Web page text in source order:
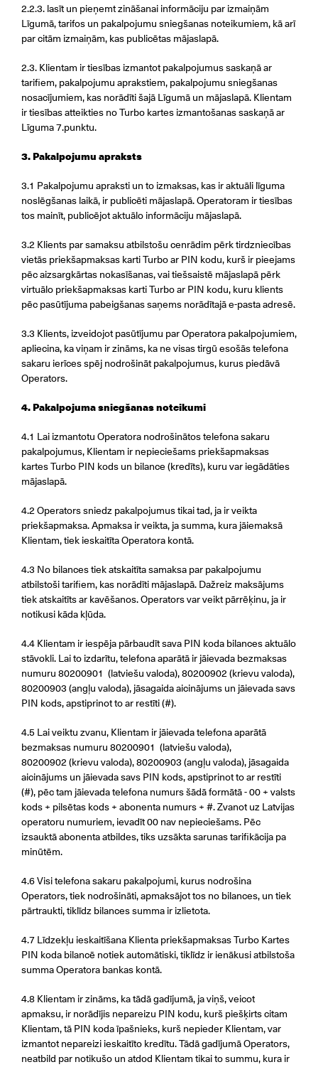
2.2.3. lasīt un pieņemt zināšanai informāciju par izmaiņām
Līgumā, tarifos un pakalpojumu sniegšanas noteikumiem, kā arī
par citām izmaiņām, kas publicētas mājaslapā.
2.3. Klientam ir tiesības izmantot pakalpojumus saskaņā ar
tarifiem, pakalpojumu aprakstiem, pakalpojumu sniegšanas
nosacījumiem, kas norādīti šajā Līgumā un mājaslapā. Klientam
ir tiesības atteikties no Turbo kartes izmantošanas saskaņā ar
Līguma 7.punktu.
3. Pakalpojumu apraksts
3.1 Pakalpojumu apraksti un to izmaksas, kas ir aktuāli līguma
noslēgšanas laikā, ir publicēti mājaslapā. Operatoram ir tiesības
tos mainīt, publicējot aktuālo informāciju mājaslapā.
3.2 Klients par samaksu atbilstošu cenrādim pērk tirdzniecības
vietās priekšapmaksas karti Turbo ar PIN kodu, kurš ir pieejams
pēc aizsargkārtas nokasīšanas, vai tiešsaistē mājaslapā pērk
virtuālo priekšapmaksas karti Turbo ar PIN kodu, kuru klients
pēc pasūtījuma pabeigšanas saņems norādītajā e-pasta adresē.
3.3 Klients, izveidojot pasūtījumu par Operatora pakalpojumiem,
apliecina, ka viņam ir zināms, ka ne visas tirgū esošās telefona
sakaru ierīces spēj nodrošināt pakalpojumus, kurus piedāvā
Operators.
4. Pakalpojuma sniegšanas noteikumi
4.1 Lai izmantotu Operatora nodrošinātos telefona sakaru
pakalpojumus, Klientam ir nepieciešams priekšapmaksas
kartes Turbo PIN kods un bilance (kredīts), kuru var iegādāties
mājaslapā.
4.2 Operators sniedz pakalpojumus tikai tad, ja ir veikta
priekšapmaksa. Apmaksa ir veikta, ja summa, kura jāiemaksā
Klientam, tiek ieskaitīta Operatora kontā.
4.3 No bilances tiek atskaitīta samaksa par pakalpojumu
atbilstoši tarifiem, kas norādīti mājaslapā. Dažreiz maksājums
tiek atskaitīts ar kavēšanos. Operators var veikt pārrēķinu, ja ir
notikusi kāda kļūda.
4.4 Klientam ir iespēja pārbaudīt sava PIN koda bilances aktuālo
stāvokli. Lai to izdarītu, telefona aparātā ir jāievada bezmaksas
numuru 80200901 (latviešu valoda), 80200902 (krievu valoda),
80200903 (angļu valoda), jāsagaida aicinājums un jāievada savs
PIN kods, apstiprinot to ar restīti (#).
4.5 Lai veiktu zvanu, Klientam ir jāievada telefona aparātā
bezmaksas numuru 80200901 (latviešu valoda),
80200902 (krievu valoda), 80200903 (angļu valoda), jāsagaida
aicinājums un jāievada savs PIN kods, apstiprinot to ar restīti
(#), pēc tam jāievada telefona numurs šādā formātā - 00 + valsts
kods + pilsētas kods + abonenta numurs + #. Zvanot uz Latvijas
operatoru numuriem, ievadīt 00 nav nepieciešams. Pēc
izsauktā abonenta atbildes, tiks uzsākta sarunas tarifikācija pa
minūtēm.
4.6 Visi telefona sakaru pakalpojumi, kurus nodrošina
Operators, tiek nodrošināti, apmaksājot tos no bilances, un tiek
pārtraukti, tiklīdz bilances summa ir izlietota.
4.7 Līdzekļu ieskaitīšana Klienta priekšapmaksas Turbo Kartes
PIN koda bilancē notiek automātiski, tiklīdz ir ienākusi atbilstoša
summa Operatora bankas kontā.
4.8 Klientam ir zināms, ka tādā gadījumā, ja viņš, veicot
apmaksu, ir norādījis nepareizu PIN kodu, kurš piešķirts citam
Klientam, tā PIN koda īpašnieks, kurš nepieder Klientam, var
izmantot nepareizi ieskaitīto kredītu. Tādā gadījumā Operators,
neatbild par notikušo un atdod Klientam tikai to summu, kura ir